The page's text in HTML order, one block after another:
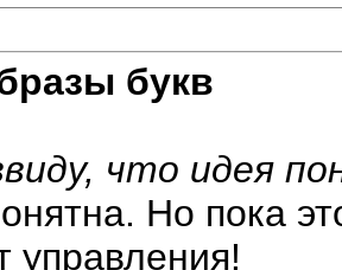
букв
что идея
Но пока
управления!